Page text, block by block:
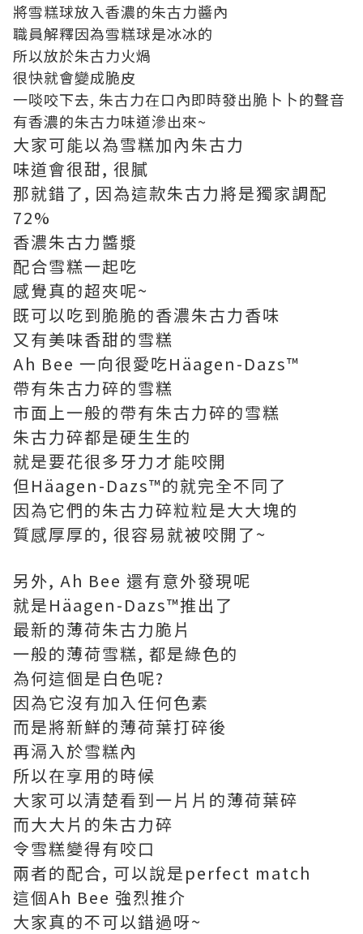
將雪糕球放入香濃的朱古力醬內
職員解釋因為雪糕球是冰冰的
所以放於朱古力火煱
很快就會變成脆皮
一啖咬下去, 朱古力在口內即時發出脆卜卜的聲音
有香濃的朱古力味道滲出來~
大家可能以為雪糕加內朱古力
味道會很甜, 很膩
那就錯了, 因為這款朱古力將是獨家調配
72%
香濃朱古力醬漿
配合雪糕一起吃
感覺真的超夾呢~
既可以吃到脆脆的香濃朱古力香味
又有美味香甜的雪糕
Ah Bee 一向很愛吃Häagen-Dazs™
帶有朱古力碎的雪糕
市面上一般的帶有朱古力碎的雪糕
朱古力碎都是硬生生的
就是要花很多牙力才能咬開
但Häagen-Dazs™的就完全不同了
因為它們的朱古力碎粒粒是大大塊的
質感厚厚的, 很容易就被咬開了~
另外, Ah Bee 還有意外發現呢
就是Häagen-Dazs™推出了
最新的薄荷朱古力脆片
一般的薄荷雪糕, 都是綠色的
為何這個是白色呢?
因為它沒有加入任何色素
而是將新鮮的薄荷葉打碎後
再滆入於雪糕內
所以在享用的時候
大家可以清楚看到一片片的薄荷葉碎
而大大片的朱古力碎
令雪糕變得有咬口
兩者的配合, 可以說是perfect match
這個Ah Bee 強烈推介
大家真的不可以錯過呀~